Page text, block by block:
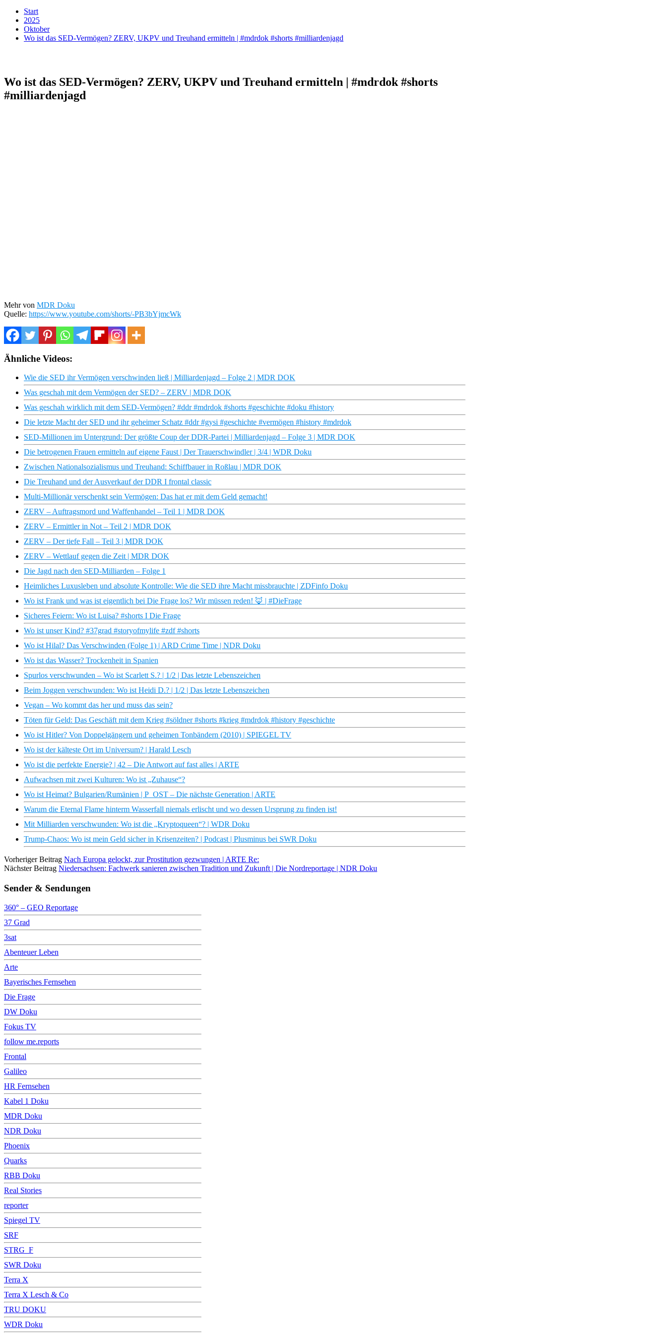
Start
2025
Oktober
Wo ist das SED-Vermögen? ZERV, UKPV und Treuhand ermitteln | #mdrdok #shorts #milliardenjagd
Wo ist das SED-Vermögen? ZERV, UKPV und Treuhand ermitteln | #mdrdok #shorts
#milliardenjagd
Mehr von MDR Doku
Quelle: https://www.youtube.com/shorts/-PB3bYjmcWk
Ähnliche Videos:
Wie die SED ihr Vermögen verschwinden ließ | Milliardenjagd – Folge 2 | MDR DOK
Was geschah mit dem Vermögen der SED? – ZERV | MDR DOK
Was geschah wirklich mit dem SED-Vermögen? #ddr #mdrdok #shorts #geschichte #doku #history
Die letzte Macht der SED und ihr geheimer Schatz #ddr #gysi #geschichte #vermögen #history #mdrdok
SED-Millionen im Untergrund: Der größte Coup der DDR-Partei | Milliardenjagd – Folge 3 | MDR DOK
Die betrogenen Frauen ermitteln auf eigene Faust | Der Trauerschwindler | 3/4 | WDR Doku
Zwischen Nationalsozialismus und Treuhand: Schiffbauer in Roßlau | MDR DOK
Die Treuhand und der Ausverkauf der DDR I frontal classic
Multi-Millionär verschenkt sein Vermögen: Das hat er mit dem Geld gemacht!
ZERV – Auftragsmord und Waffenhandel – Teil 1 | MDR DOK
ZERV – Ermittler in Not – Teil 2 | MDR DOK
ZERV – Der tiefe Fall – Teil 3 | MDR DOK
ZERV – Wettlauf gegen die Zeit | MDR DOK
Die Jagd nach den SED-Milliarden – Folge 1
Heimliches Luxusleben und absolute Kontrolle: Wie die SED ihre Macht missbrauchte | ZDFinfo Doku
Wo ist Frank und was ist eigentlich bei Die Frage los? Wir müssen reden! 🦊 | #DieFrage
Sicheres Feiern: Wo ist Luisa? #shorts I Die Frage
Wo ist unser Kind? #37grad #storyofmylife #zdf #shorts
Wo ist Hilal? Das Verschwinden (Folge 1) | ARD Crime Time | NDR Doku
Wo ist das Wasser? Trockenheit in Spanien
Spurlos verschwunden – Wo ist Scarlett S.? | 1/2 | Das letzte Lebenszeichen
Beim Joggen verschwunden: Wo ist Heidi D.? | 1/2 | Das letzte Lebenszeichen
Vegan – Wo kommt das her und muss das sein?
Töten für Geld: Das Geschäft mit dem Krieg #söldner #shorts #krieg #mdrdok #history #geschichte
Wo ist Hitler? Von Doppelgängern und geheimen Tonbändern (2010) | SPIEGEL TV
Wo ist der kälteste Ort im Universum? | Harald Lesch
Wo ist die perfekte Energie? | 42 – Die Antwort auf fast alles | ARTE
Aufwachsen mit zwei Kulturen: Wo ist „Zuhause“?
Wo ist Heimat? Bulgarien/Rumänien | P_OST – Die nächste Generation | ARTE
Warum die Eternal Flame hinterm Wasserfall niemals erlischt und wo dessen Ursprung zu finden ist!
Mit Milliarden verschwunden: Wo ist die „Kryptoqueen“? | WDR Doku
Trump-Chaos: Wo ist mein Geld sicher in Krisenzeiten? | Podcast | Plusminus bei SWR Doku
Vorheriger Beitrag Nach Europa gelockt, zur Prostitution gezwungen | ARTE Re:
Nächster Beitrag Niedersachsen: Fachwerk sanieren zwischen Tradition und Zukunft | Die Nordreportage | NDR Doku
Sender & Sendungen
360° – GEO Reportage
37 Grad
3sat
Abenteuer Leben
Arte
Bayerisches Fernsehen
Die Frage
DW Doku
Fokus TV
follow me.reports
Frontal
Galileo
HR Fernsehen
Kabel 1 Doku
MDR Doku
NDR Doku
Phoenix
Quarks
RBB Doku
Real Stories
reporter
Spiegel TV
SRF
STRG_F
SWR Doku
Terra X
Terra X Lesch & Co
TRU DOKU
WDR Doku